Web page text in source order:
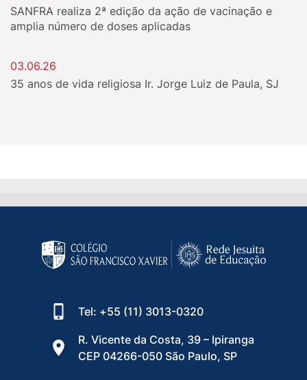
SANFRA realiza 2ª edição da ação de vacinação e
amplia número de doses aplicadas
03.06.26
35 anos de vida religiosa Ir. Jorge Luiz de Paula, SJ
Tel: +55 (11) 3013-0320
R. Vicente da Costa, 39 – Ipiranga
CEP 04266-050 São Paulo, SP